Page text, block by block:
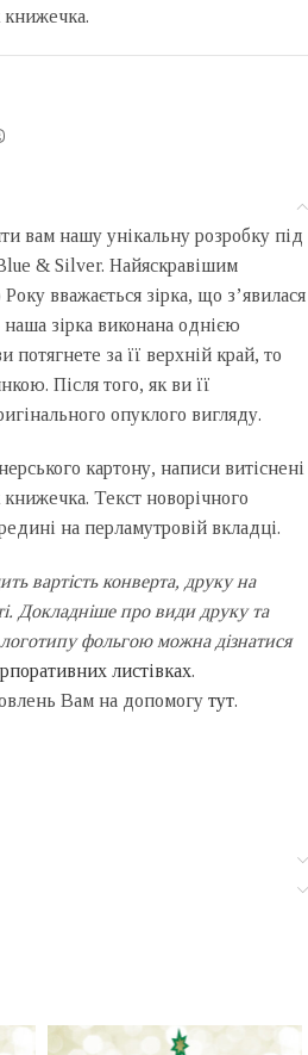
книжечка.
вам нашу унікальну розробку під
& Silver. Найяскравішим
вважається зірка, що з’явилася
зірка виконана однією
за її верхній край, то
Після того, як ви її
опуклого вигляду.
картону, написи витіснені
Текст новорічного
на перламутровій вкладці.
вартість конверта, друку на
Докладніше про види друку та
фольгою можна дізнатися
листівках.
Вам на допомогу тут.